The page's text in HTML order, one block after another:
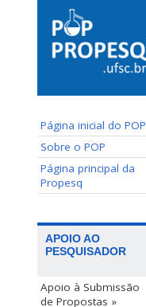
Página inicial do POP
Sobre o POP
Página principal da
Propesq
APOIO AO
PESQUISADOR
Apoio à Submissão
de Propostas »